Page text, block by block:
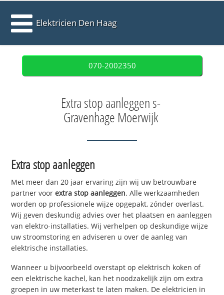
Elektricien Den Haag
070-2002350
Extra stop aanleggen s-
Gravenhage Moerwijk
Extra stop aanleggen
Met meer dan 20 jaar ervaring zijn wij uw betrouwbare
partner voorextra stop aanleggen. Alle werkzaamheden
worden op professionele wijze opgepakt, zónder overlast.
Wij geven deskundig advies over het plaatsen en aanleggen
van elektro-installaties. Wij verhelpen op deskundige wijze
uw stroomstoring en adviseren u over de aanleg van
elektrische installaties.
Wanneer u bijvoorbeeld overstapt op elektrisch koken of
een elektrische kachel, kan het noodzakelijk zijn om extra
groepen in uw meterkast te laten maken. De elektricien in